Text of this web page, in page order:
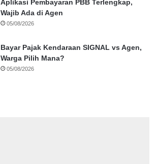
Aplikasi Pembayaran PBB Terlengkap,
Wajib Ada di Agen
05/08/2026
Bayar Pajak Kendaraan SIGNAL vs Agen,
Warga Pilih Mana?
05/08/2026